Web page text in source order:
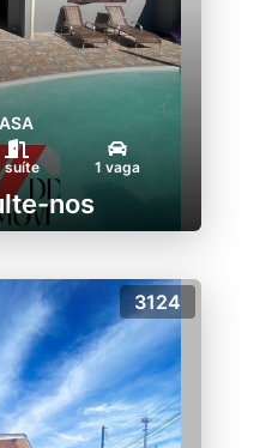
suíte 1 vaga
nos
3124